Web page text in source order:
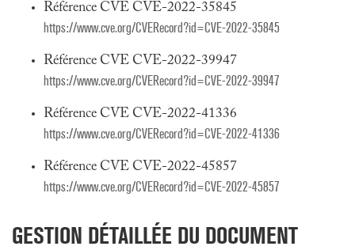
Référence CVE CVE-2022-35845
https://www.cve.org/CVERecord?id=CVE-2022-35845
Référence CVE CVE-2022-39947
https://www.cve.org/CVERecord?id=CVE-2022-39947
Référence CVE CVE-2022-41336
https://www.cve.org/CVERecord?id=CVE-2022-41336
Référence CVE CVE-2022-45857
https://www.cve.org/CVERecord?id=CVE-2022-45857
GESTION DÉTAILLÉE DU DOCUMENT